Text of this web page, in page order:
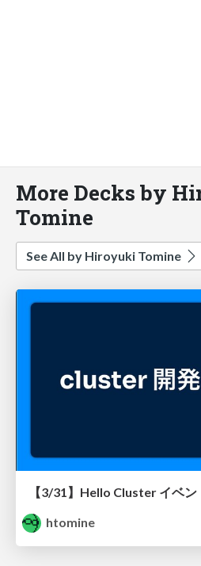
More Decks by
Tomine
See All by Hiroyuki Tomine
htomine